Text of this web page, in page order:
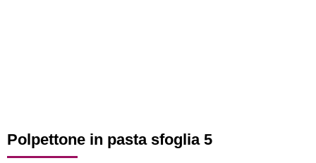
Polpettone in pasta sfoglia 5